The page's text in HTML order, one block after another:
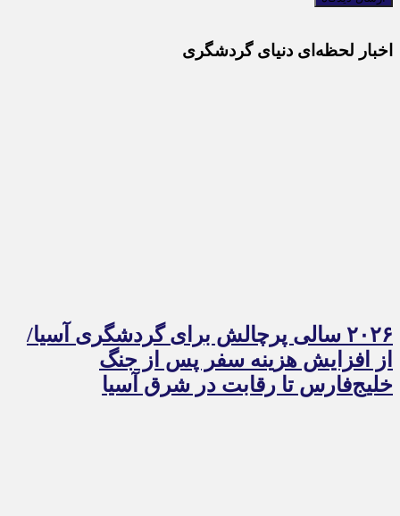
اخبار لحظه‌ای دنیای گردشگری
۲۰۲۶ سالی پرچالش برای گردشگری آسیا/
از افزایش هزینه سفر پس از جنگ
خلیج‌فارس تا رقابت در شرق آسیا